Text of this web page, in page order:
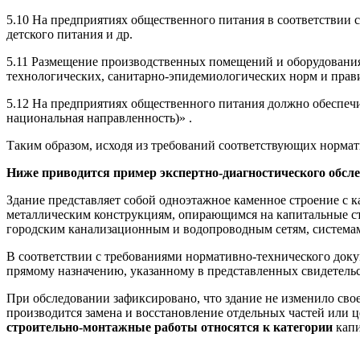
5.10 На предприятиях общественного питания в
детского питания и др.
5.11 Размещение производственных помещений и
технологических, санитарно-эпидемиологических норм и
5.12 На предприятиях общественного питания должно
национальная направленность)» .
Таким образом, исходя из требований соответствующих
Ниже приводится пример экспертно-диагностического
Здание представляет собой одноэтажное каменное
металлическим конструкциям, опирающимся на капитальные
городским канализационным и водопроводным сетям,
В соответствии с требованиями нормативно-технического
прямому назначению, указанному в представленных
При обследовании зафиксировано, что здание не изменило
производится замена и восстановление отдельных частей
строительно-монтажные работы относятся к категории